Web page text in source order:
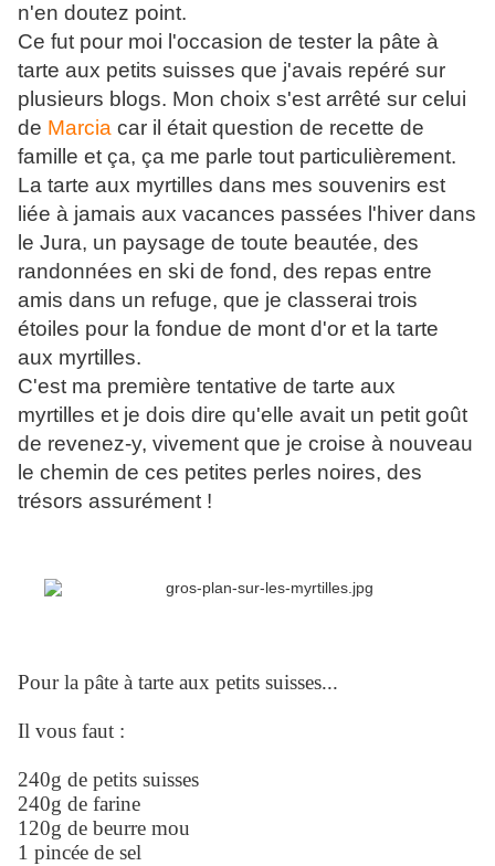
n'en doutez point.
Ce fut pour moi l'occasion de tester la pâte à
tarte aux petits suisses que j'avais repéré sur
plusieurs blogs. Mon choix s'est arrêté sur celui
de Marcia car il était question de recette de
famille et ça, ça me parle tout particulièrement.
La tarte aux myrtilles dans mes souvenirs est
liée à jamais aux vacances passées l'hiver dans
le Jura, un paysage de toute beautée, des
randonnées en ski de fond, des repas entre
amis dans un refuge, que je classerai trois
étoiles pour la fondue de mont d'or et la tarte
aux myrtilles.
C'est ma première tentative de tarte aux
myrtilles et je dois dire qu'elle avait un petit goût
de revenez-y, vivement que je croise à nouveau
le chemin de ces petites perles noires, des
trésors assurément !
Pour la pâte à tarte aux petits suisses...
Il vous faut :
240g de petits suisses
240g de farine
120g de beurre mou
1 pincée de sel